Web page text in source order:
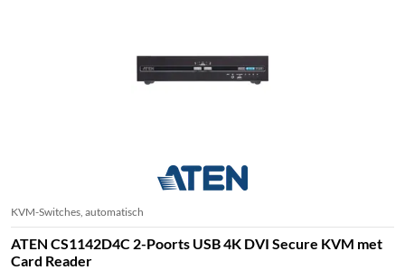
KVM-Switches, automatisch
ATEN CS1142D4C 2-Poorts USB 4K DVI Secure KVM met
Card Reader